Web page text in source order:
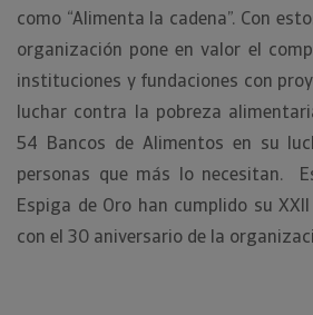
como “Alimenta la cadena”. Con
organización pone en valor el
instituciones y fundaciones con
luchar contra la pobreza
54 Bancos de Alimentos en su
personas que más lo necesitan.
Espiga de Oro han cumplido su
con el 30 aniversario de la